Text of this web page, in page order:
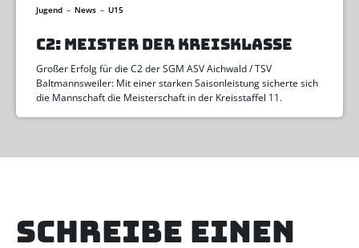
Jugend – News – U15
C2: MEISTER DER KREISKLASSE
Großer Erfolg für die C2 der SGM ASV Aichwald / TSV
Baltmannsweiler: Mit einer starken Saisonleistung sicherte sich
die Mannschaft die Meisterschaft in der Kreisstaffel 11.
Schreibe einen